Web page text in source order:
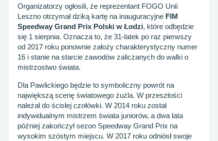
Organizatorzy ogłosili, że reprezentant FOGO Unii
Leszno otrzymał dziką kartę na inauguracyjne FIM
Speedway Grand Prix Polski w Łodzi, które odbędzie
się 1 sierpnia. Oznacza to, że 31-latek po raz pierwszy
od 2017 roku ponownie założy charakterystyczny numer
16 i stanie na starcie zawodów zaliczanych do walki o
mistrzostwo świata.
Dla Pawlickiego będzie to symboliczny powrót na
największą scenę światowego żużla. W przeszłości
należał do ścisłej czołówki. W 2014 roku został
indywidualnym mistrzem świata juniorów, a dwa lata
później zakończył sezon Speedway Grand Prix na
wysokim szóstym miejscu. W 2017 roku odniósł swoje